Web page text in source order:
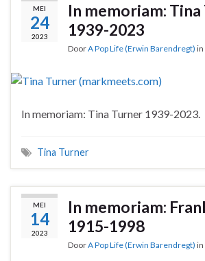
MEI
24
2023
In memoriam:
1939-2023
DoorA Pop Life (Erwin Barendregt) in
In memoriam: Tina Turner 1939-2023.
Tina Turner
MEI
14
2023
In memoriam:
1915-1998
DoorA Pop Life (Erwin Barendregt) in